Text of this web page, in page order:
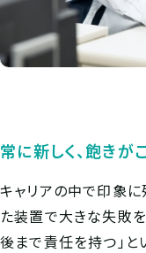
常に新しく、飽きが
キャリアの中で印象
た装置で大きな失敗
後まで責任を持つ」と